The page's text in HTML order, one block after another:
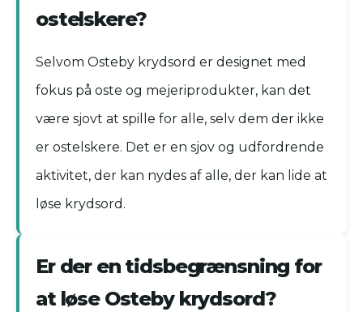
ostelskere?
Selvom Osteby krydsord er designet med
fokus på oste og mejeriprodukter, kan det
være sjovt at spille for alle, selv dem der ikke
er ostelskere. Det er en sjov og udfordrende
aktivitet, der kan nydes af alle, der kan lide at
løse krydsord.
Er der en tidsbegrænsning for
at løse Osteby krydsord?